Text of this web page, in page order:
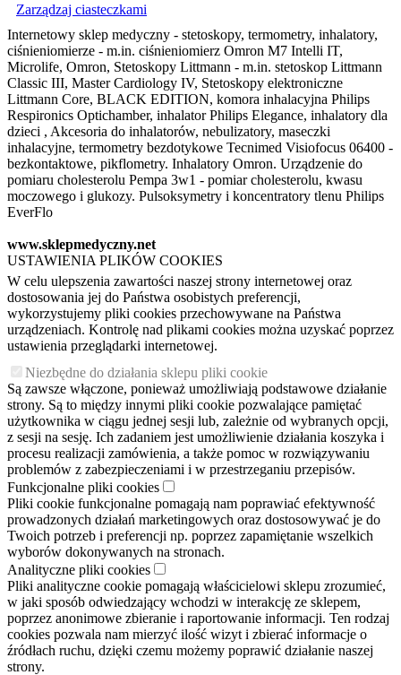
Zarządzaj ciasteczkami
Internetowy sklep medyczny - stetoskopy, termometry, inhalatory,
ciśnieniomierze - m.in. ciśnieniomierz Omron M7 Intelli IT,
Microlife, Omron, Stetoskopy Littmann - m.in. stetoskop Littmann
Classic III, Master Cardiology IV, Stetoskopy elektroniczne
Littmann Core, BLACK EDITION, komora inhalacyjna Philips
Respironics Optichamber, inhalator Philips Elegance, inhalatory dla
dzieci , Akcesoria do inhalatorów, nebulizatory, maseczki
inhalacyjne, termometry bezdotykowe Tecnimed Visiofocus 06400 -
bezkontaktowe, pikflometry. Inhalatory Omron. Urządzenie do
pomiaru cholesterolu Pempa 3w1 - pomiar cholesterolu, kwasu
moczowego i glukozy. Pulsoksymetry i koncentratory tlenu Philips
EverFlo
www.sklepmedyczny.net
USTAWIENIA PLIKÓW COOKIES
W celu ulepszenia zawartości naszej strony internetowej oraz
dostosowania jej do Państwa osobistych preferencji,
wykorzystujemy pliki cookies przechowywane na Państwa
urządzeniach. Kontrolę nad plikami cookies można uzyskać poprzez
ustawienia przeglądarki internetowej.
Niezbędne do działania sklepu pliki cookie
Są zawsze włączone, ponieważ umożliwiają podstawowe działanie
strony. Są to między innymi pliki cookie pozwalające pamiętać
użytkownika w ciągu jednej sesji lub, zależnie od wybranych opcji,
z sesji na sesję. Ich zadaniem jest umożliwienie działania koszyka i
procesu realizacji zamówienia, a także pomoc w rozwiązywaniu
problemów z zabezpieczeniami i w przestrzeganiu przepisów.
Funkcjonalne pliki cookies
Pliki cookie funkcjonalne pomagają nam poprawiać efektywność
prowadzonych działań marketingowych oraz dostosowywać je do
Twoich potrzeb i preferencji np. poprzez zapamiętanie wszelkich
wyborów dokonywanych na stronach.
Analityczne pliki cookies
Pliki analityczne cookie pomagają właścicielowi sklepu zrozumieć,
w jaki sposób odwiedzający wchodzi w interakcję ze sklepem,
poprzez anonimowe zbieranie i raportowanie informacji. Ten rodzaj
cookies pozwala nam mierzyć ilość wizyt i zbierać informacje o
źródłach ruchu, dzięki czemu możemy poprawić działanie naszej
strony.